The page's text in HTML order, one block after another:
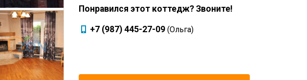
Понравился этот коттедж? Звоните!
+7 (987) 445-27-09 (Ольга)